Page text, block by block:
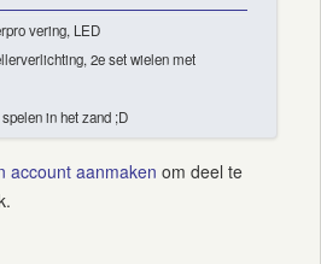
vering, LED
2e set wielen met
in het zand ;D
account aanmaken om deel te